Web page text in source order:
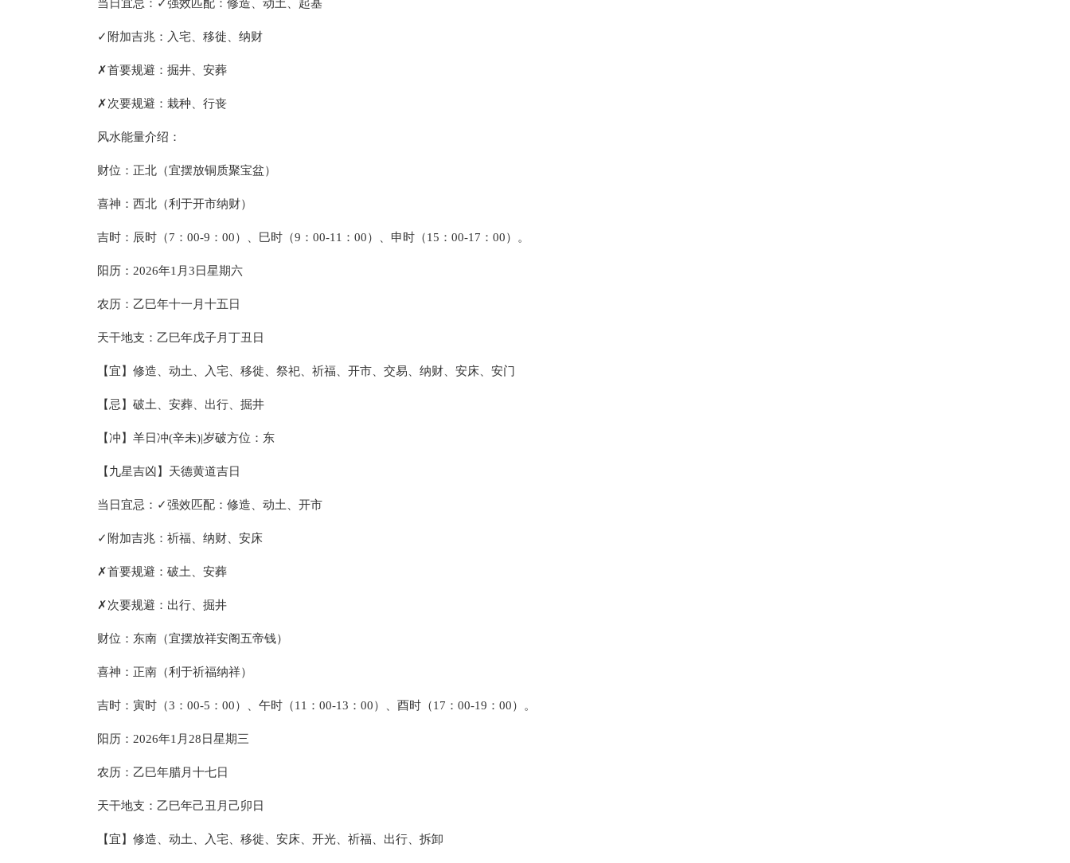
当日宜忌：✓强效匹配：修造、动土、起基
✓附加吉兆：入宅、移徙、纳财
✗首要规避：掘井、安葬
✗次要规避：栽种、行丧
风水能量介绍：
财位：正北（宜摆放铜质聚宝盆）
喜神：西北（利于开市纳财）
吉时：辰时（7：00-9：00）、巳时（9：00-11：00）、申时（15：00-17：00）。
阳历：2026年1月3日星期六
农历：乙巳年十一月十五日
天干地支：乙巳年戊子月丁丑日
【宜】修造、动土、入宅、移徙、祭祀、祈福、开市、交易、纳财、安床、安门
【忌】破土、安葬、出行、掘井
【冲】羊日冲(辛未)|岁破方位：东
【九星吉凶】天德黄道吉日
当日宜忌：✓强效匹配：修造、动土、开市
✓附加吉兆：祈福、纳财、安床
✗首要规避：破土、安葬
✗次要规避：出行、掘井
财位：东南（宜摆放祥安阁五帝钱）
喜神：正南（利于祈福纳祥）
吉时：寅时（3：00-5：00）、午时（11：00-13：00）、酉时（17：00-19：00）。
阳历：2026年1月28日星期三
农历：乙巳年腊月十七日
天干地支：乙巳年己丑月己卯日
【宜】修造、动土、入宅、移徙、安床、开光、祈福、出行、拆卸